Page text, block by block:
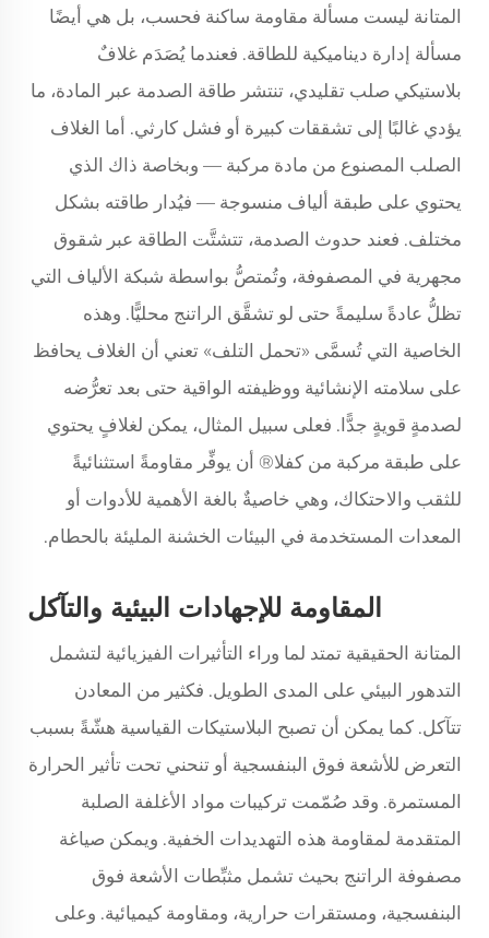
المتانة ليست مسألة مقاومة ساكنة فحسب، بل هي أيضًا
مسألة إدارة ديناميكية للطاقة. فعندما يُصَدَم غلافٌ
بلاستيكي صلب تقليدي، تنتشر طاقة الصدمة عبر المادة، ما
يؤدي غالبًا إلى تشققات كبيرة أو فشل كارثي. أما الغلاف
الصلب المصنوع من مادة مركبة — وبخاصة ذاك الذي
يحتوي على طبقة ألياف منسوجة — فيُدار طاقته بشكل
مختلف. فعند حدوث الصدمة، تتشتَّت الطاقة عبر شقوق
مجهرية في المصفوفة، وتُمتصُّ بواسطة شبكة الألياف التي
تظلُّ عادةً سليمةً حتى لو تشقَّق الراتنج محليًّا. وهذه
الخاصية التي تُسمَّى «تحمل التلف» تعني أن الغلاف يحافظ
على سلامته الإنشائية ووظيفته الواقية حتى بعد تعرُّضه
لصدمةٍ قويةٍ جدًّا. فعلى سبيل المثال، يمكن لغلافٍ يحتوي
على طبقة مركبة من كفلا® أن يوفِّر مقاومةً استثنائيةً
للثقب والاحتكاك، وهي خاصيةٌ بالغة الأهمية للأدوات أو
المعدات المستخدمة في البيئات الخشنة المليئة بالحطام.
المقاومة للإجهادات البيئية والتآكل
المتانة الحقيقية تمتد لما وراء التأثيرات الفيزيائية لتشمل
التدهور البيئي على المدى الطويل. فكثير من المعادن
تتآكل. كما يمكن أن تصبح البلاستيكات القياسية هشّةً بسبب
التعرض للأشعة فوق البنفسجية أو تنحني تحت تأثير الحرارة
المستمرة. وقد صُمّمت تركيبات مواد الأغلفة الصلبة
المتقدمة لمقاومة هذه التهديدات الخفية. ويمكن صياغة
مصفوفة الراتنج بحيث تشمل مثبِّطات الأشعة فوق
البنفسجية، ومستقرات حرارية، ومقاومة كيميائية. وعلى